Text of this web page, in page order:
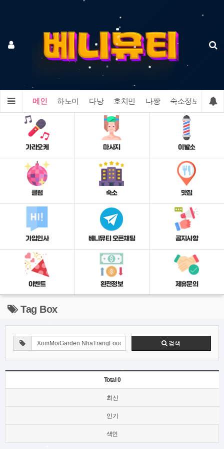
메인 하노이 다낭 호치민 나짱 숙소정보 맛
가라오케 마사지 이발소
클럽 숙소 맛집
가입인사 베니뮤티 오픈채팅 공지사항
이벤트 환전정보 제휴문의
Tag Box
검색
Total 0
최신
인기
색인